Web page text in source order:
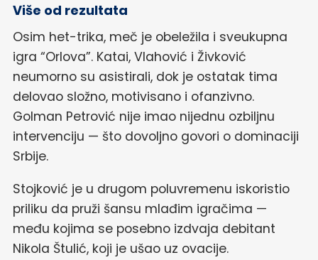
Više od rezultata
Osim het-trika, meč je obeležila i sveukupna
igra “Orlova”. Katai, Vlahović i Živković
neumorno su asistirali, dok je ostatak tima
delovao složno, motivisano i ofanzivno.
Golman Petrović nije imao nijednu ozbiljnu
intervenciju — što dovoljno govori o dominaciji
Srbije.
Stojković je u drugom poluvremenu iskoristio
priliku da pruži šansu mlađim igračima —
među kojima se posebno izdvaja debitant
Nikola Štulić, koji je ušao uz ovacije.